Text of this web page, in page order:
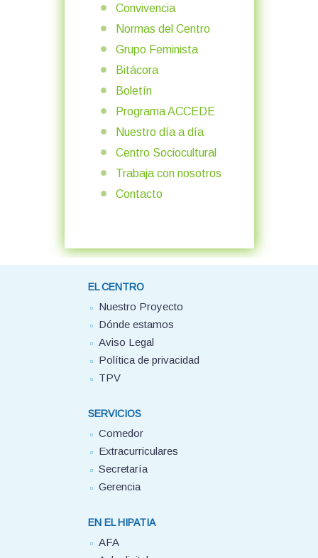
Convivencia
Normas del Centro
Grupo Feminista
Bitácora
Boletín
Programa ACCEDE
Nuestro día a día
Centro Sociocultural
Trabaja con nosotros
Contacto
EL CENTRO
Nuestro Proyecto
Dónde estamos
Aviso Legal
Política de privacidad
TPV
SERVICIOS
Comedor
Extracurriculares
Secretaría
Gerencia
EN EL HIPATIA
AFA